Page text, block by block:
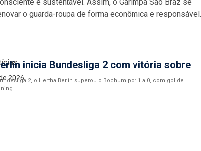
e sustentável. Assim, o Garimpa São Braz se
o guarda-roupa de forma econômica e responsável.
inicia Bundesliga 2 com vitória sobre
2026
2, o Hertha Berlin superou o Bochum por 1 a 0, com gol de